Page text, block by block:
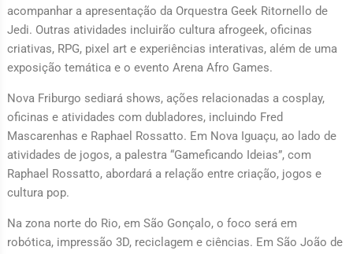
acompanhar a apresentação da Orquestra Geek Ritornello de
Jedi. Outras atividades incluirão cultura afrogeek, oficinas
criativas, RPG, pixel art e experiências interativas, além de uma
exposição temática e o evento Arena Afro Games.
Nova Friburgo sediará shows, ações relacionadas a cosplay,
oficinas e atividades com dubladores, incluindo Fred
Mascarenhas e Raphael Rossatto. Em Nova Iguaçu, ao lado de
atividades de jogos, a palestra “Gameficando Ideias”, com
Raphael Rossatto, abordará a relação entre criação, jogos e
cultura pop.
Na zona norte do Rio, em São Gonçalo, o foco será em
robótica, impressão 3D, reciclagem e ciências. Em São João de